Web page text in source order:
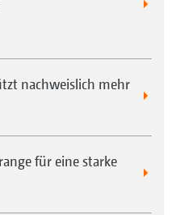
nachweislich mehr
für eine starke